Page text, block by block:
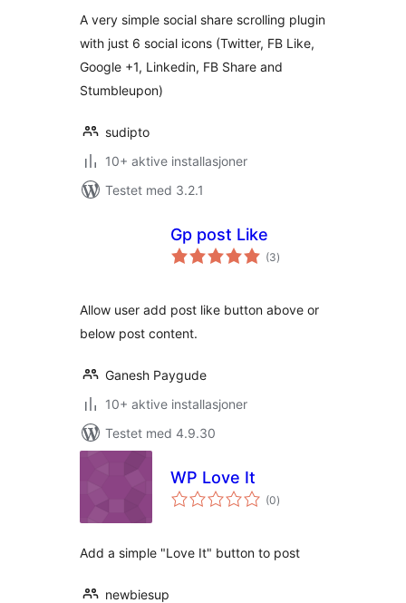
A very simple social share scrolling plugin
with just 6 social icons (Twitter, FB Like,
Google +1, Linkedin, FB Share and
Stumbleupon)
sudipto
10+ aktive installasjoner
Testet med 3.2.1
Gp post Like
(3totale
vurderinger
)
Allow user add post like button above or
below post content.
Ganesh Paygude
10+ aktive installasjoner
Testet med 4.9.30
WP Love It
(0totale
vurderinger
)
Add a simple "Love It" button to post
newbiesup